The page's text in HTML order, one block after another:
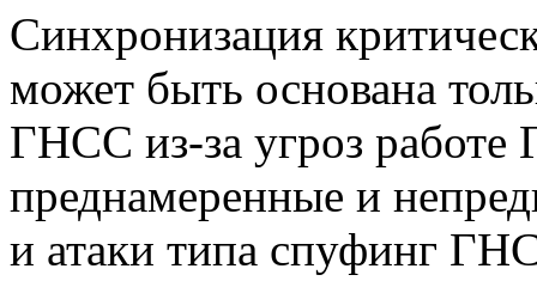
Синхронизация
может быть основана
ГНСС из-за угроз
преднамеренные и
и атаки типа спуфинг